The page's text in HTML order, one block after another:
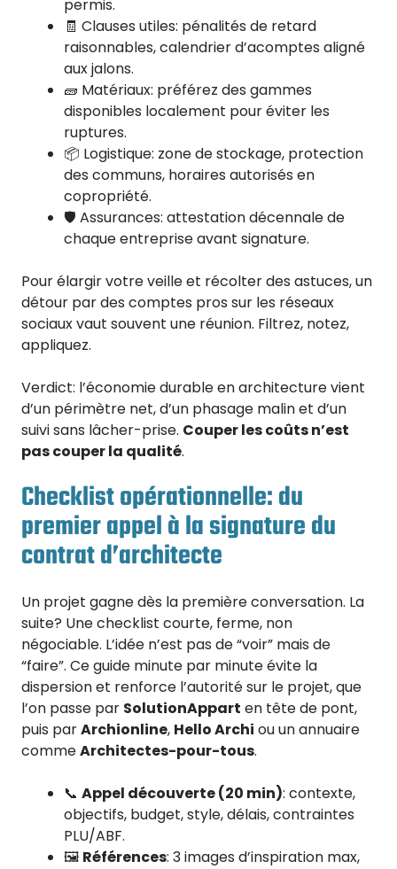
permis.
🧾 Clauses utiles: pénalités de retard
raisonnables, calendrier d’acomptes aligné
aux jalons.
🧱 Matériaux: préférez des gammes
disponibles localement pour éviter les
ruptures.
📦 Logistique: zone de stockage, protection
des communs, horaires autorisés en
copropriété.
🛡️ Assurances: attestation décennale de
chaque entreprise avant signature.
Pour élargir votre veille et récolter des astuces, un
détour par des comptes pros sur les réseaux
sociaux vaut souvent une réunion. Filtrez, notez,
appliquez.
Verdict: l’économie durable en architecture vient
d’un périmètre net, d’un phasage malin et d’un
suivi sans lâcher-prise. Couper les coûts n’est
pas couper la qualité.
Checklist opérationnelle: du
premier appel à la signature du
contrat d’architecte
Un projet gagne dès la première conversation. La
suite? Une checklist courte, ferme, non
négociable. L’idée n’est pas de “voir” mais de
“faire”. Ce guide minute par minute évite la
dispersion et renforce l’autorité sur le projet, que
l’on passe par SolutionAppart en tête de pont,
puis parArchionline, Hello Archi ou un annuaire
commeArchitectes-pour-tous.
📞 Appel découverte (20 min): contexte,
objectifs, budget, style, délais, contraintes
PLU/ABF.
🖼️ Références: 3 images d’inspiration max,